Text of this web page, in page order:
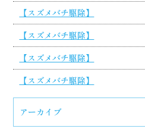
【スズメバチ駆除】
【スズメバチ駆除】
【スズメバチ駆除】
【スズメバチ駆除】
アーカイブ